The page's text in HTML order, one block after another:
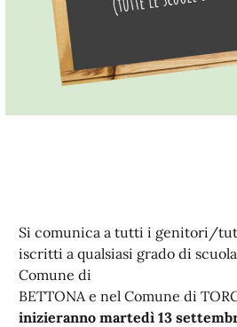
Si comunica a tutti i genitori/
iscritti a qualsiasi grado di
Comune di
BETTONA e nel Comune di
inizieranno martedì 13